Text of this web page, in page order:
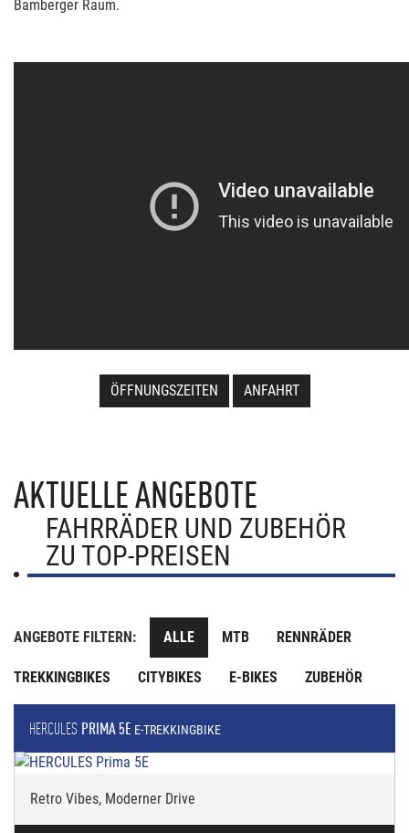
ÖFFNUNGSZEITEN ANFAHRT
AKTUELLE ANGEBOTE
FAHRRÄDER UND ZUBEHÖR
ZU TOP-PREISEN
ANGEBOTE FILTERN: ALLE MTB RENNRÄDER
TREKKINGBIKES CITYBIKES E-BIKES ZUBEHÖR
HERCULES PRIMA 5E E-TREKKINGBIKE
Retro Vibes, Moderner Drive